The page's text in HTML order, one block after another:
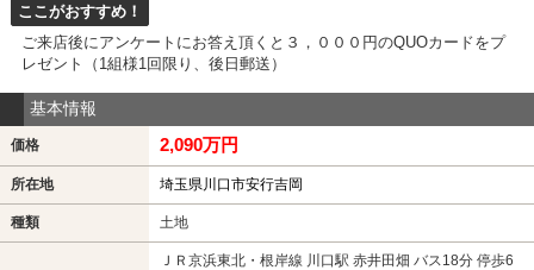
ここがおすすめ！
ご来店後にアンケートにお答え頂くと３，０００円のQUOカードをプ
レゼント（1組様1回限り、後日郵送）
基本情報
価格 2,090万円
所在地 埼玉県川口市安行吉岡
種類 土地
ＪＲ京浜東北・根岸線 川口駅 赤井田畑 バス18分 停歩6